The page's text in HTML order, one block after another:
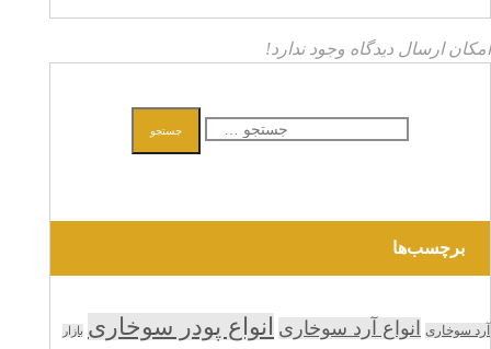
امکان ارسال دیدگاه وجود ندارد!
جستجو
برای:
جستجو
برچسب‌ها
آرد سوخاری انواع آرد سوخاری انواع پودر سوخاری بازار